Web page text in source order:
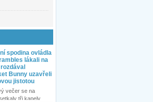
spodina ovládla
lákali na
Bunny uzavřeli
jistotou
večer se na
tři kapely...